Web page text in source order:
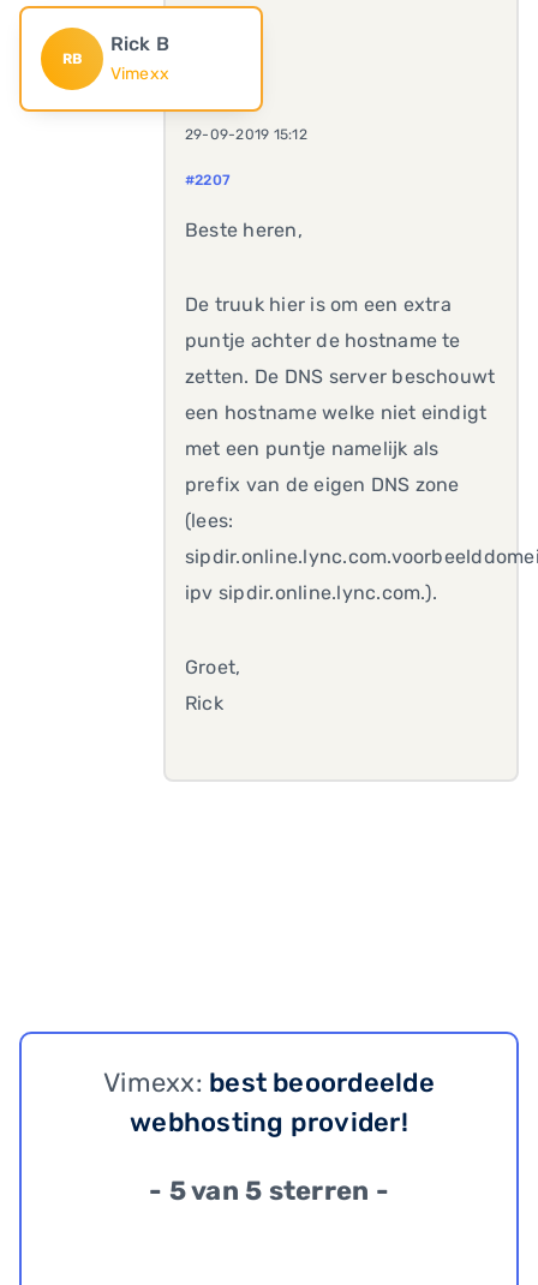
RB
Rick B
Vimexx
29-09-2019 15:12
#2207
Beste heren,
De truuk hier is om een extra
puntje achter de hostname te
zetten. De DNS server beschouwt
een hostname welke niet eindigt
met een puntje namelijk als
prefix van de eigen DNS zone
(lees:
ipv sipdir.online.lync.com.).
Groet,
Rick
Vimexx: best beoordeelde
webhosting provider!
- 5 van 5 sterren -